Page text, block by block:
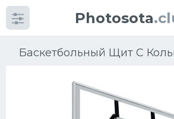
Photosota
Баскетбольный Щит С